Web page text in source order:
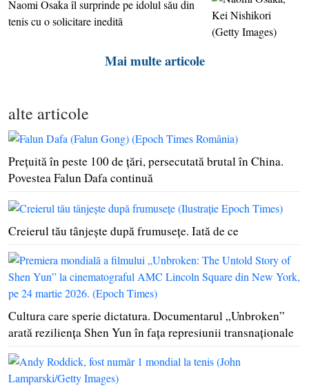
alte articole
Preţuită în peste 100 de ţări, persecutată brutal în China.
Povestea Falun Dafa continuă
Creierul tău tânjeşte după frumuseţe. Iată de ce
Cultura care sperie dictatura. Documentarul „Unbroken”
arată rezilienţa Shen Yun în faţa represiunii transnaţionale
Naomi Osaka îl surprinde pe idolul său din
tenis cu o solicitare inedită
Mai multe articole